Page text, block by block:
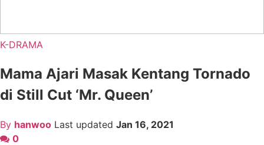
K-DRAMA
Mama Ajari Masak Kentang Tornado
di Still Cut ‘Mr. Queen’
By hanwoo Last updated Jan 16, 2021
0